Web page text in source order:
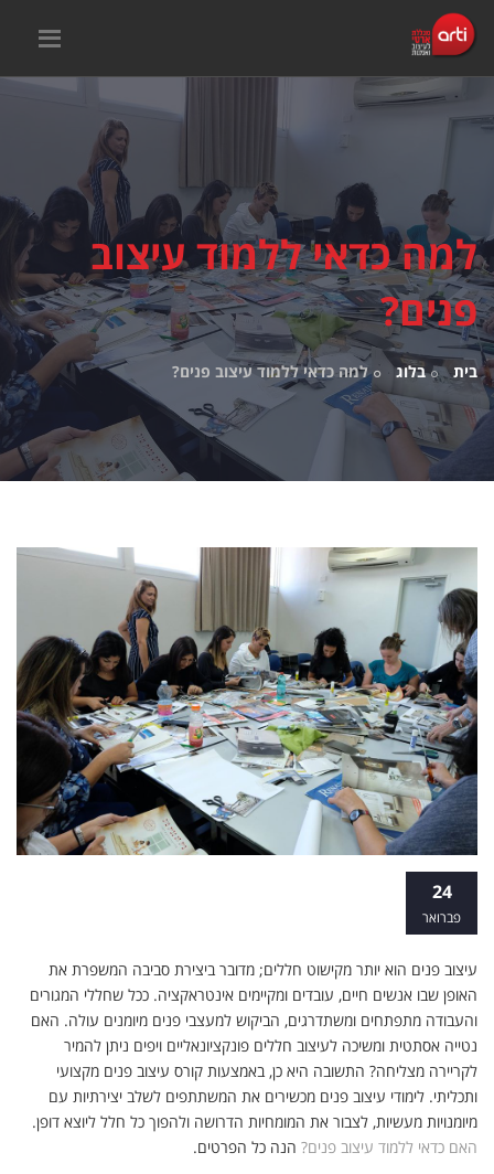
למה כדאי ללמוד עיצוב
פנים?
בית בלוג למה כדאי ללמוד עיצוב פנים?
24
פברואר
עיצוב פנים הוא יותר מקישוט חללים; מדובר ביצירת סביבה המשפרת את
האופן שבו אנשים חיים, עובדים ומקיימים אינטראקציה. ככל שחללי המגורים
והעבודה מתפתחים ומשתדרגים, הביקוש למעצבי פנים מיומנים עולה. האם
נטייה אסתטית ומשיכה לעיצוב חללים פונקציונאליים ויפים ניתן להמיר
לקריירה מצליחה? התשובה היא כן, באמצעות קורס עיצוב פנים מקצועי
ותכליתי. לימודי עיצוב פנים מכשירים את המשתתפים לשלב יצירתיות עם
מיומנויות מעשיות, לצבור את המומחיות הדרושה ולהפוך כל חלל ליוצא דופן.
האם כדאי ללמוד עיצוב פנים? הנה כל הפרטים.